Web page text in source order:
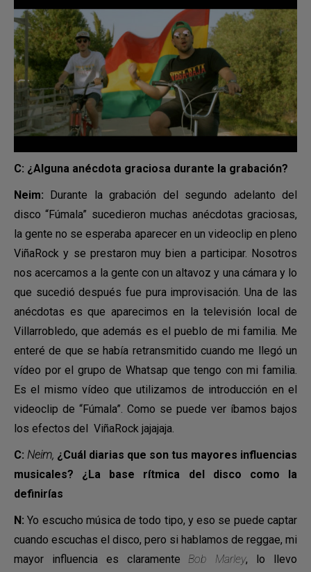
C: ¿Alguna anécdota graciosa durante la grabación?
Neim: Durante la grabación del segundo adelanto del
disco “Fúmala” sucedieron muchas anécdotas graciosas,
la gente no se esperaba aparecer en un videoclip en pleno
ViñaRock y se prestaron muy bien a participar. Nosotros
nos acercamos a la gente con un altavoz y una cámara y lo
que sucedió después fue pura improvisación. Una de las
anécdotas es que aparecimos en la televisión local de
Villarrobledo, que además es el pueblo de mi familia. Me
enteré de que se había retransmitido cuando me llegó un
vídeo por el grupo de Whatsap que tengo con mi familia.
Es el mismo vídeo que utilizamos de introducción en el
videoclip de “Fúmala”. Como se puede ver íbamos bajos
los efectos del ViñaRock jajajaja.
C: Neim, ¿Cuál diarias que son tus mayores influencias
musicales? ¿La base rítmica del disco como la
definirías
N: Yo escucho música de todo tipo, y eso se puede captar
cuando escuchas el disco, pero si hablamos de reggae, mi
mayor influencia es claramenteBob Marley, lo llevo